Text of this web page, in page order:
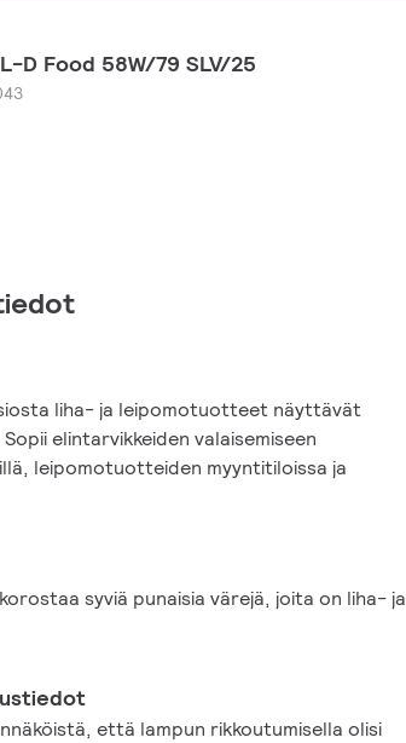
D Food 58W/79 SLV/25
liha- ja leipomotuotteet näyttävät
elintarvikkeiden valaisemiseen
leipomotuotteiden myyntitiloissa ja
syviä punaisia värejä, joita on liha- ja
että lampun rikkoutumisella olisi